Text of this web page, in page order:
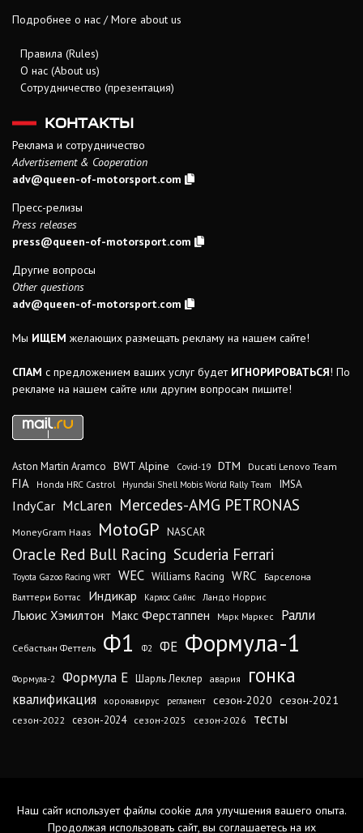
Подробнее о нас / More about us
Правила (Rules)
О нас (About us)
Сотрудничество (презентация)
КОНТАКТЫ
Реклама и сотрудничество
Advertisement & Cooperation
adv@queen-of-motorsport.com
Пресс-релизы
Press releases
press@queen-of-motorsport.com
Другие вопросы
Other questions
adv@queen-of-motorsport.com
Мы ИЩЕМ желающих размещать рекламу на нашем сайте!
СПАМ с предложением ваших услуг будет ИГНОРИРОВАТЬСЯ! По
рекламе на нашем сайте или другим вопросам пишите!
Aston Martin Aramco BWT Alpine Covid-19 DTM Ducati Lenovo Team
FIA Honda HRC Castrol Hyundai Shell Mobis World Rally Team IMSA
IndyCar McLaren Mercedes-AMG PETRONAS
MoneyGram Haas MotoGP NASCAR
Oracle Red Bull Racing Scuderia Ferrari
Toyota Gazoo Racing WRT WEC Williams Racing WRC
Барселона
Валттери Боттас
Индикар Карлос Сайнс Ландо Норрис
Льюис Хэмилтон Макс Ферстаппен Марк Маркес Ралли
Себастьян Феттель Ф1 Ф2 ФЕ Формула-1
Формула-2 Формула Е Шарль Леклер авария гонка
квалификация коронавирус регламент сезон-2020 сезон-2021
сезон-2022 сезон-2024 сезон-2025 сезон-2026 тесты
Наш сайт использует файлы cookie для улучшения вашего опыта.
Продолжая использовать сайт, вы соглашаетесь на их